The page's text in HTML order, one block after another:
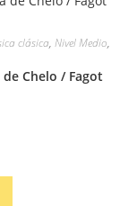
clásica, Nivel Medio,
Chelo / Fagot